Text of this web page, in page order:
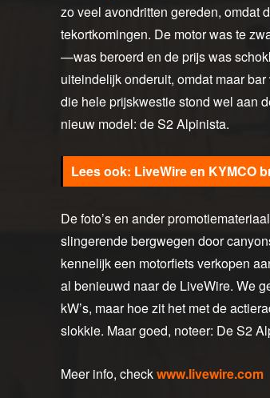
zo veel avondritten gereden, omdat
tekortkomingen. De motor was te
—was beroerd en de prijs was
uiteindelijk onderuit, omdat maar
die hele prijskwestie stond wel aan
nieuw model: de S2 Alpinista.
LiveWire en KYMCO
De foto’s en ander
slingerende bergwegen door
kennelijk een motorfiets verkopen
al benieuwd naar de LiveWire. We
kW’s, maar hoe zit het met de
slokkie. Maar goed, noteer: De S2
Meer info, checkwww.livewire.com